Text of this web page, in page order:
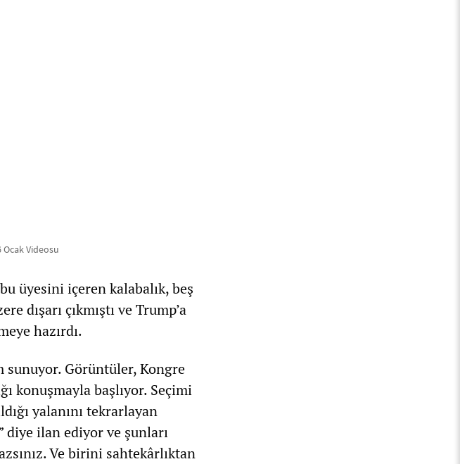
Ocak Videosu
üyesini içeren kalabalık, beş
dışarı çıkmıştı ve Trump’a
hazırdı.
sunuyor. Görüntüler, Kongre
konuşmayla başlıyor. Seçimi
yalanını tekrarlayan
diye ilan ediyor ve şunları
Ve birini sahtekârlıktan